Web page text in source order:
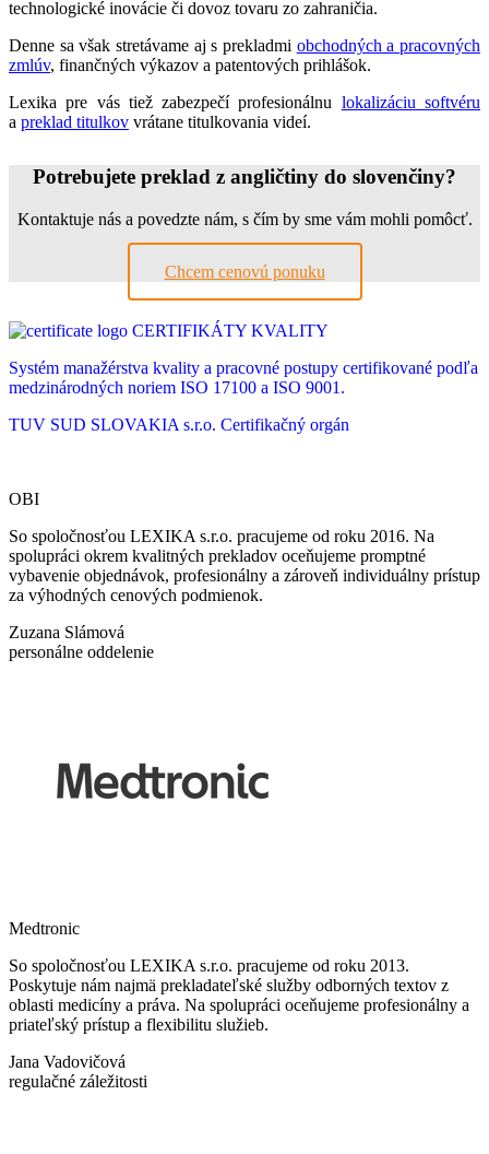
technologické inovácie či dovoz tovaru zo zahraničia.
Denne sa však stretávame aj s prekladmi obchodných a pracovných
zmlúv, finančných výkazov a patentových prihlášok.
Lexika pre vás tiež zabezpečí profesionálnu lokalizáciu softvéru
a preklad titulkov vrátane titulkovania videí.
Potrebujete preklad z angličtiny do slovenčiny?
Kontaktuje nás a povedzte nám, s čím by sme vám mohli pomôcť.
Chcem cenovú ponuku
CERTIFIKÁTY KVALITY
Systém manažérstva kvality a pracovné postupy certifikované podľa
medzinárodných noriem ISO 17100 a ISO 9001.
TUV SUD SLOVAKIA s.r.o. Certifikačný orgán
OBI
So spoločnosťou LEXIKA s.r.o. pracujeme od roku 2016. Na
spolupráci okrem kvalitných prekladov oceňujeme promptné
vybavenie objednávok, profesionálny a zároveň individuálny prístup
za výhodných cenových podmienok.
Zuzana Slámová
personálne oddelenie
Medtronic
So spoločnosťou LEXIKA s.r.o. pracujeme od roku 2013.
Poskytuje nám najmä prekladateľské služby odborných textov z
oblasti medicíny a práva. Na spolupráci oceňujeme profesionálny a
priateľský prístup a flexibilitu služieb.
Jana Vadovičová
regulačné záležitosti